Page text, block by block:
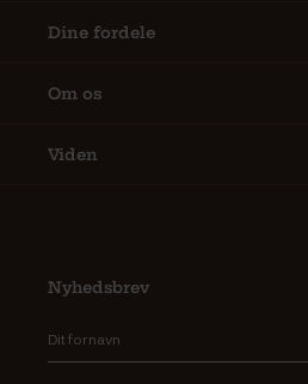
Dine fordele
Om os
Viden
Nyhedsbrev